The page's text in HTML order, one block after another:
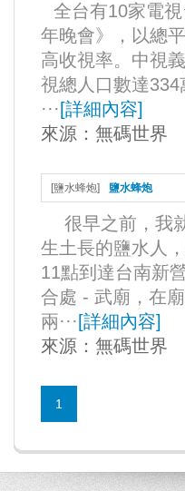
全台有10家電
年晚會》，以總
高收視率。中視
視總人口數達
··· [詳細內容]
來源： 無碼世界
[鹽水蜂炮] 鹽水蜂炮
很早之前，我
生土長的鹽水人
11點到達台南新
合處 - 武廟，在
兩··· [詳細內容]
來源： 無碼世界
1